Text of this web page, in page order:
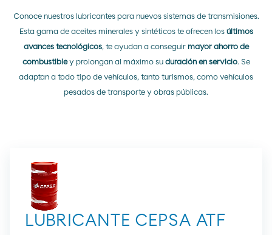
Conoce nuestros lubricantes para nuevos sistemas de transmisiones.
Esta gama de aceites minerales y sintéticos te ofrecen los últimos
avances tecnológicos, te ayudan a conseguir mayor ahorro de
combustibley prolongan al máximo su duración en servicio. Se
adaptan a todo tipo de vehículos, tanto turismos, como vehículos
pesados de transporte y obras públicas.
LUBRICANTE CEPSA ATF